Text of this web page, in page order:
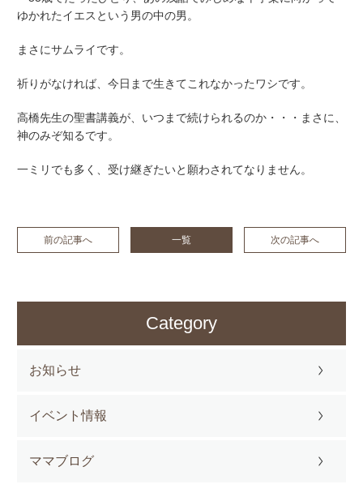
ゆかれたイエスという男の中の男。
まさにサムライです。
祈りがなければ、今日まで生きてこれなかったワシです。
高橋先生の聖書講義が、いつまで続けられるのか・・・まさに、
神のみぞ知るです。
一ミリでも多く、受け継ぎたいと願わされてなりません。
前の記事へ 一覧 次の記事へ
Category
お知らせ
イベント情報
ママブログ